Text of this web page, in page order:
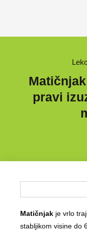
pravi
Matičnjak je vrlo
stabljikom visine do